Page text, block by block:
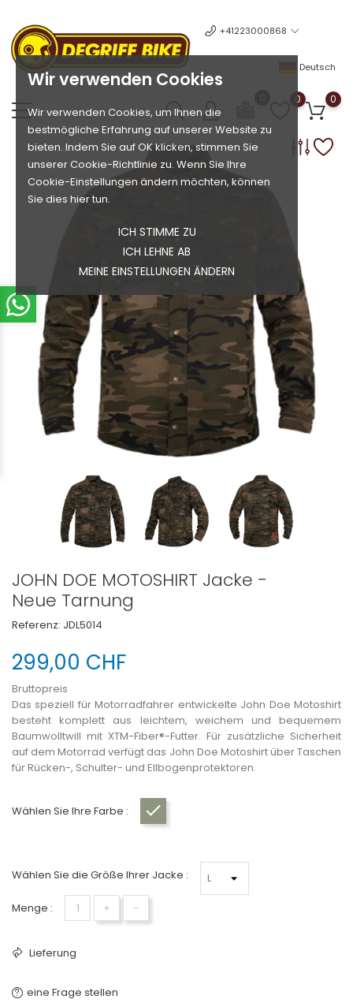
Wir verwenden Cookies
Wir verwenden Cookies, um Ihnen die
bestmögliche Erfahrung auf unserer Website zu
bieten. Indem Sie auf OK klicken, stimmen Sie
unserer Cookie-Richtlinie zu. Wenn Sie Ihre
Cookie-Einstellungen ändern möchten, können
Sie dies hier tun.
ICH STIMME ZU
ICH LEHNE AB
MEINE EINSTELLUNGEN ÄNDERN
+41223000868
Deutsch
0 0
JOHN DOE MOTOSHIRT Jacke -
Neue Tarnung
Referenz: JDL5014
299,00 CHF
Bruttopreis
Das speziell für Motorradfahrer entwickelte John Doe Motoshirt
besteht komplett aus leichtem, weichem und bequemem
Baumwolltwill mit XTM-Fiber®-Futter. Für zusätzliche Sicherheit
auf dem Motorrad verfügt das John Doe Motoshirt über Taschen
für Rücken-, Schulter- und Ellbogenprotektoren.
Wählen Sie Ihre Farbe :
Wählen Sie die Größe Ihrer Jacke :
Menge : + −
Lieferung
eine Frage stellen